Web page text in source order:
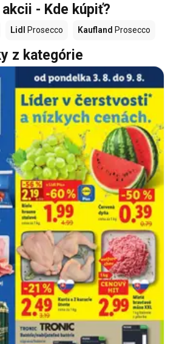
- Kde kúpiť?
Lidl Prosecco Kaufland Prosecco
z kategórie